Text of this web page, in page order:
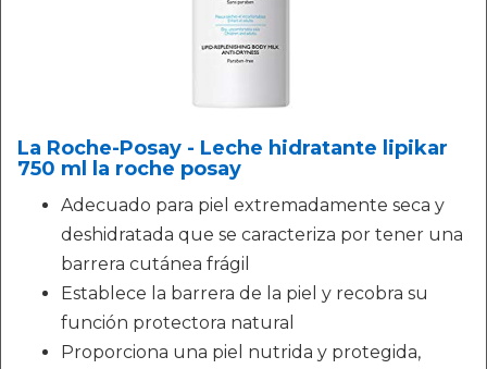
La Roche-Posay - Leche hidratante lipikar
750 ml la roche posay
Adecuado para piel extremadamente seca y
deshidratada que se caracteriza por tener una
barrera cutánea frágil
Establece la barrera de la piel y recobra su
función protectora natural
Proporciona una piel nutrida y protegida,